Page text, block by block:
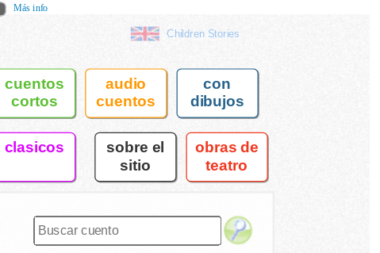
Children Stories
cuentos
cortos
audio
cuentos
con
dibujos
clasicos
sobre el
sitio
obras de
teatro
Más info